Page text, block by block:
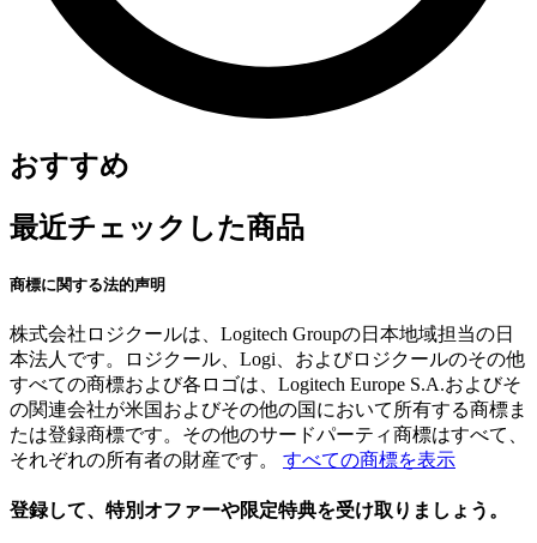
おすすめ
最近チェックした商品
商標に関する法的声明
株式会社ロジクールは、Logitech Groupの日本地域担当の日
本法人です。ロジクール、Logi、およびロジクールのその他
すべての商標および各ロゴは、Logitech Europe S.A.およびそ
の関連会社が米国およびその他の国において所有する商標ま
たは登録商標です。その他のサードパーティ商標はすべて、
それぞれの所有者の財産です。 すべての商標を表示
登録して、特別オファーや限定特典を受け取りましょう。